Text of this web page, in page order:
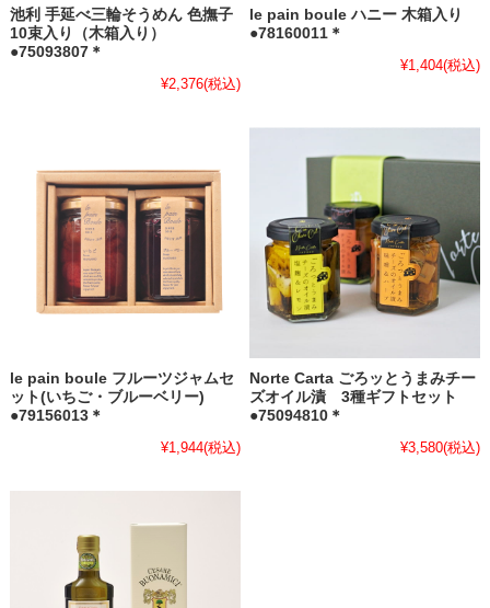
池利 手延べ三輪そうめん 色撫子
10束入り（木箱入り）
●75093807＊
¥2,376(税込)
le pain boule ハニー 木箱入り
●78160011＊
¥1,404(税込)
le pain boule フルーツジャムセ
ット(いちご・ブルーベリー)
●79156013＊
¥1,944(税込)
Norte Carta ごろッとうまみチー
ズオイル漬 3種ギフトセット
●75094810＊
¥3,580(税込)